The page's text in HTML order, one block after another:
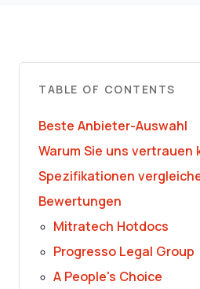
TABLE OF CONTENTS
Beste Anbieter-Auswahl
Warum Sie uns vertrauen
Spezifikationen
Bewertungen
Mitratech Hotdocs
Progresso Legal Group
A People's Choice